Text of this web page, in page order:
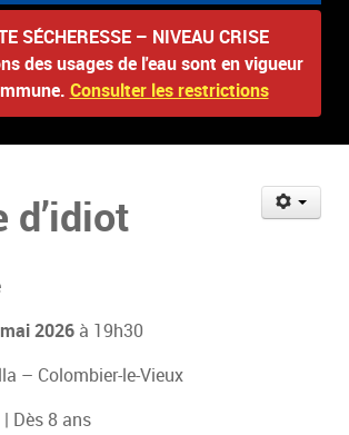
SÉCHERESSE – NIVEAU CRISE
des usages de l'eau sont en vigueur
Consulter les restrictions
d’idiot
2026 à 19h30
– Colombier-le-Vieux
Dès 8 ans